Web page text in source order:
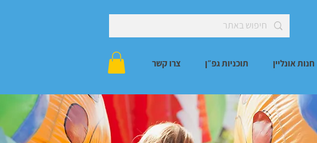
חנות אונליין תוכניות גפ״ן צרו קשר